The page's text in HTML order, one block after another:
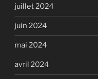
juillet 2024
juin 2024
mai 2024
avril 2024